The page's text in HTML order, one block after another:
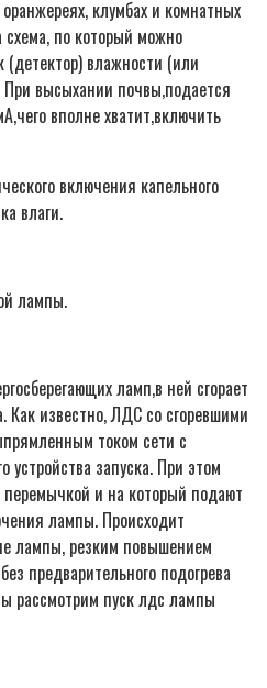
клумбах и комнатных
по который можно
(детектор) влажности (или
высыхании почвы,подается
вполне хватит,включить
включения капельного
влаги.
лампы.
ламп,в ней сгорает
Как известно, ЛДС со сгоревшими
током сети с
устройства запуска. При этом
и на который подают
лампы. Происходит
лампы, резким повышением
предварительного подогрева
рассмотрим пуск лдс лампы